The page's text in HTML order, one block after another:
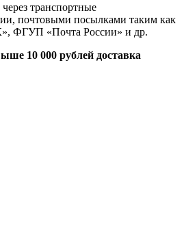
транспортные
почтовыми посылками таким как
ФГУП «Почта России» и др.
10 000 рублей доставка